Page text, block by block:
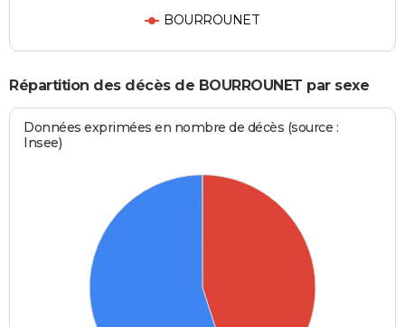
BOURROUNET
Répartition des décès de BOURROUNET par sexe
Données exprimées en nombre de décès (source :
Insee)